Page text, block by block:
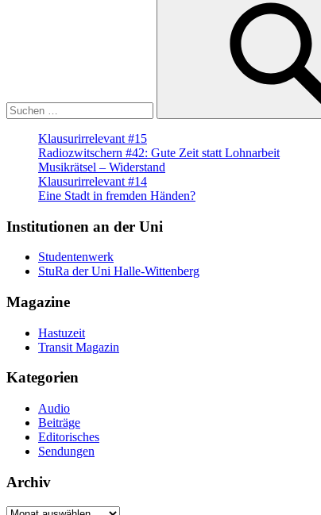
Suchen
Klausurirrelevant #15
Radiozwitschern #42: Gute Zeit statt Lohnarbeit
Musikrätsel – Widerstand
Klausurirrelevant #14
Eine Stadt in fremden Händen?
Institutionen an der Uni
Studentenwerk
StuRa der Uni Halle-Wittenberg
Magazine
Hastuzeit
Transit Magazin
Kategorien
Audio
Beiträge
Editorisches
Sendungen
Archiv
Archiv